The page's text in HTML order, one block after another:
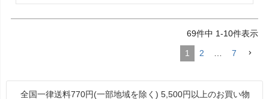
69件中 1-10件表示
1 2 7
全国一律送料770円(一部地域を除く) 5,500円以上のお買い物